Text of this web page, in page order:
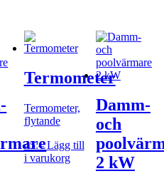
Termometer
Termometer,
flytande
45:– Lägg till
i varukorg
Damm-
och
2 kW